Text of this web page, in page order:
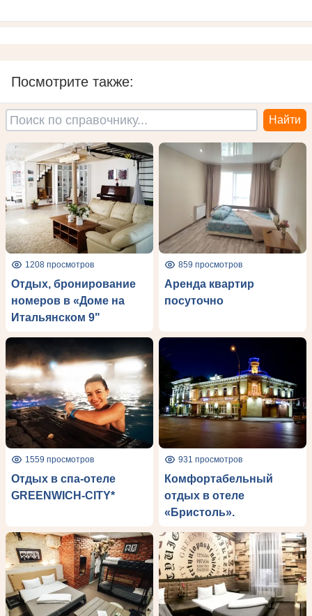
Посмотрите также:
1208 просмотров
Отдых, бронирование
номеров в «Доме на
Итальянском 9"
859 просмотров
Аренда квартир
посуточно
1559 просмотров
Отдых в спа-отеле
GREENWICH-CITY*
931 просмотров
Комфортабельный
отдых в отеле
«Бристоль».